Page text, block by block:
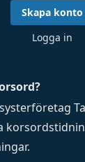
.
Skapa konto
Logga in